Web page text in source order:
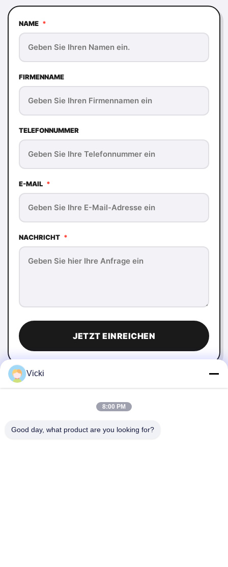
NAME *
FIRMENNAME
TELEFONNUMMER
E-MAIL *
NACHRICHT *
JETZT EINREICHEN
Vicki
8:00 PM
Good day, what product are you looking for?